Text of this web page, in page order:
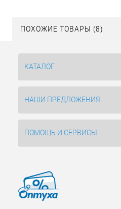
ПОХОЖИЕ ТОВАРЫ (8)
КАТАЛОГ
НАШИ ПРЕДЛОЖЕНИЯ
ПОМОЩЬ И СЕРВИСЫ